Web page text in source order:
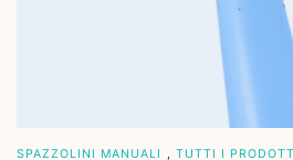
SPAZZOLINI MANUALI , TUTTI I